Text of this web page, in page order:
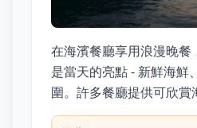
在海濱餐廳享用浪漫晚餐
是當天的亮點 - 新鮮海鮮
圍。許多餐廳提供可欣賞